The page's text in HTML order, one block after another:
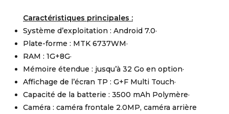
Caractéristiques principales :
Système d’exploitation : Android 7.0·
Plate-forme : MTK 6737WM·
RAM : 1G+8G·
Mémoire étendue : jusqu’à 32 Go en option·
Affichage de l’écran TP : G+F Multi Touch·
Capacité de la batterie : 3500 mAh Polymère·
Caméra : caméra frontale 2.0MP, caméra arrière